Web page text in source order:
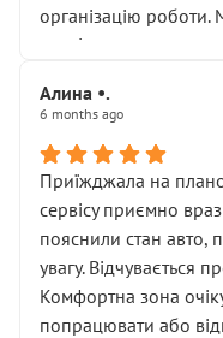
організацію
сервіс.
Алина •.
6 months ago
Приїжджала на
сервісу приємно
пояснили стан авто,
увагу. Відчувається
Комфортна зона
попрацювати або